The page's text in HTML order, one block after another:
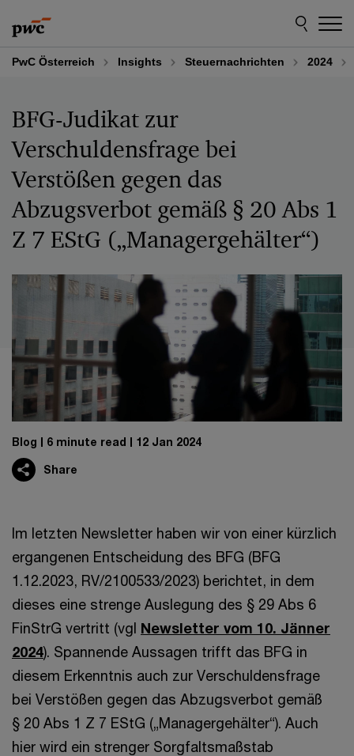
to
content
to
footer
PwC Österreich Insights Steuernachrichten 2024
BFG-Judikat zur
Verschuldensfrage bei
Verstößen gegen das
Abzugsverbot gemäß § 20 Abs 1
Z 7 EStG („Managergehälter“)
Blog 6 minute read 12 Jan 2024
Share
Im letzten Newsletter haben wir von einer kürzlich
ergangenen Entscheidung des BFG (BFG
1.12.2023, RV/2100533/2023) berichtet, in dem
dieses eine strenge Auslegung des § 29 Abs 6
FinStrG vertritt (vgl Newsletter vom 10. Jänner
2024). Spannende Aussagen trifft das BFG in
diesem Erkenntnis auch zur Verschuldensfrage
bei Verstößen gegen das Abzugsverbot gemäß
§ 20 Abs 1 Z 7 EStG („Managergehälter“). Auch
hier wird ein strenger Sorgfaltsmaßstab